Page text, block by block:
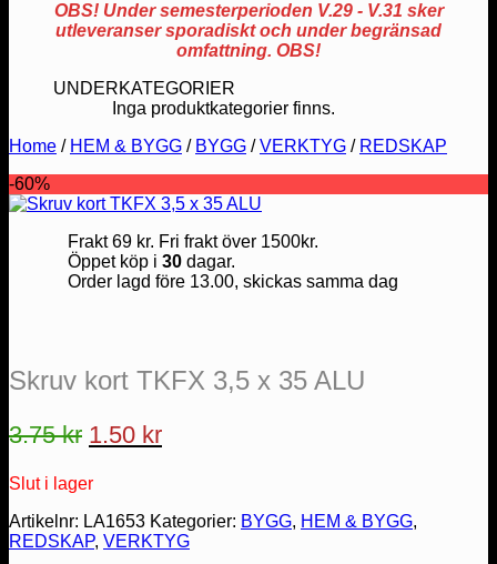
OBS! Under semesterperioden V.29 - V.31 sker
utleveranser sporadiskt och under begränsad
omfattning. OBS!
UNDERKATEGORIER
Inga produktkategorier finns.
Home / HEM & BYGG / BYGG / VERKTYG / REDSKAP
-60%
Frakt 69 kr. Fri frakt över 1500kr.
Öppet köp i 30dagar.
Order lagd före 13.00, skickas samma dag
Skruv kort TKFX 3,5 x 35 ALU
3.75kr Det
priset
var:
3.75 kr.
1.50 krDet
är:
1.50 kr.
Slut i lager
Artikelnr: LA1653 Kategorier: BYGG, HEM & BYGG,
REDSKAP, VERKTYG